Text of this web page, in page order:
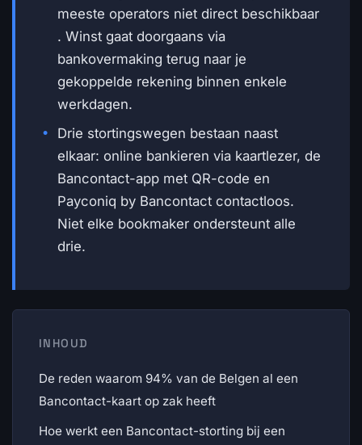
meeste operators niet direct beschikbaar
. Winst gaat doorgaans via
bankovermaking terug naar je
gekoppelde rekening binnen enkele
werkdagen.
Drie stortingswegen bestaan naast
elkaar: online bankieren via kaartlezer, de
Bancontact-app met QR-code en
Payconiq by Bancontact contactloos.
Niet elke bookmaker ondersteunt alle
drie.
INHOUD
De reden waarom 94% van de Belgen al een
Bancontact-kaart op zak heeft
Hoe werkt een Bancontact-storting bij een